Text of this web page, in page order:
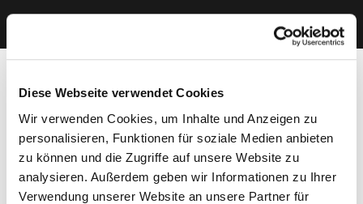
Diese Webseite verwendet Cookies
Wir verwenden Cookies, um Inhalte und Anzeigen zu
personalisieren, Funktionen für soziale Medien anbieten
zu können und die Zugriffe auf unsere Website zu
analysieren. Außerdem geben wir Informationen zu Ihrer
Verwendung unserer Website an unsere Partner für